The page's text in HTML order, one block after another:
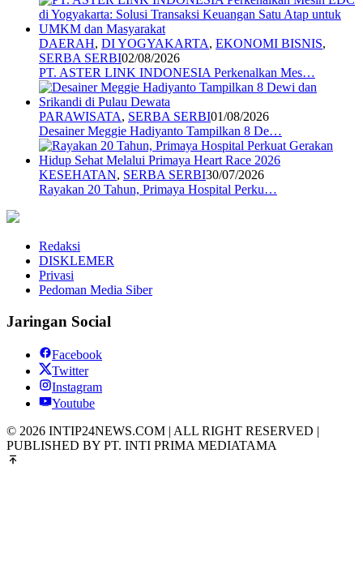
DAERAH, DI YOGYAKARTA, EKONOMI BISNIS,
SERBA SERBI02/08/2026
PT. ASTER LINK INDONESIA Perkenalkan Mes…
PARAWISATA, SERBA SERBI01/08/2026
Desainer Meggie Hadiyanto Tampilkan 8 De…
KESEHATAN, SERBA SERBI30/07/2026
Rayakan 20 Tahun, Primaya Hospital Perku…
Redaksi
DISKLEMER
Privasi
Pedoman Media Siber
Jaringan Social
Facebook
Twitter
Instagram
Youtube
© 2026 INTIP24NEWS.COM | ALL RIGHT RESERVED |
PUBLISHED BY PT. INTI PRIMA MEDIATAMA